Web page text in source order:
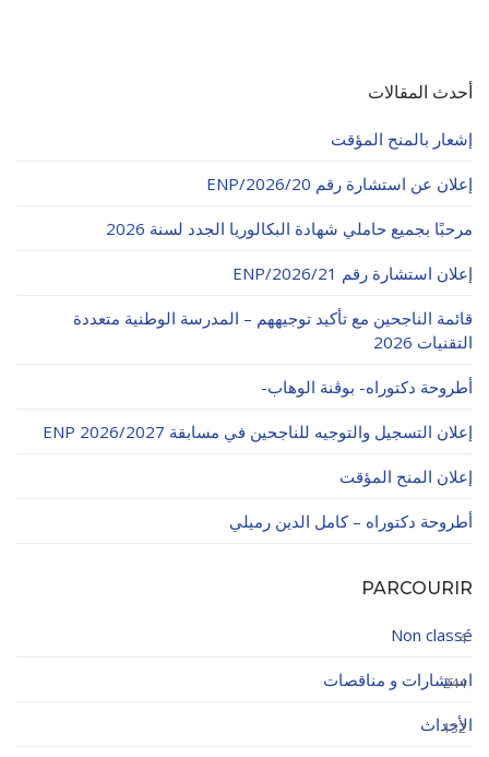
أحدث المقالات
إشعار بالمنح المؤقت
إعلان عن استشارة رقم 20/ENP/2026
مرحبًا بجميع حاملي شهادة البكالوريا الجدد لسنة 2026
إعلان استشارة رقم 21/ENP/2026
قائمة الناجحين مع تأكيد توجيههم – المدرسة الوطنية متعددة
التقنيات 2026
أطروحة دكتوراه- بوڨنة الوهاب-
إعلان التسجيل والتوجيه للناجحين في مسابقة ENP 2026/2027
إعلان المنح المؤقت
أطروحة دكتوراه – كامل الدين رميلي
PARCOURIR
Non classé
4
استشارات و مناقصات
244
الأحداث
132